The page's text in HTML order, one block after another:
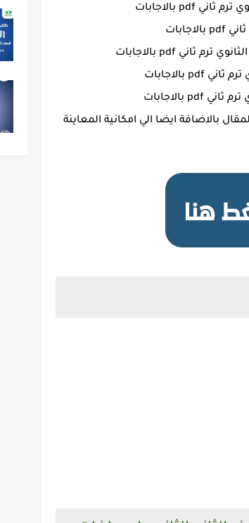
بالاضافة ايضا الي امكانية المعاينة